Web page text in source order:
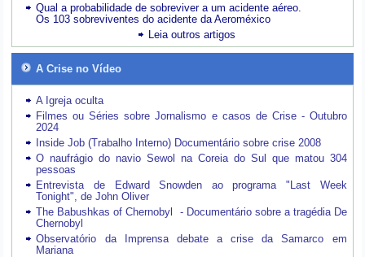
Qual a probabilidade de sobreviver a um acidente aéreo.
Os 103 sobreviventes do acidente da Aeroméxico
Leia outros artigos
A Crise no Vídeo
A Igreja oculta
Filmes ou Séries sobre Jornalismo e casos de Crise - Outubro
2024
Inside Job (Trabalho Interno) Documentário sobre crise 2008
O naufrágio do navio Sewol na Coreia do Sul que matou 304
pessoas
Entrevista de Edward Snowden ao programa "Last Week
Tonight", de John Oliver
The Babushkas of Chernobyl - Documentário sobre a tragédia De
Chernobyl
Observatório da Imprensa debate a crise da Samarco em
Mariana